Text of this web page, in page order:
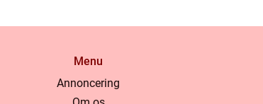
Menu
Annoncering